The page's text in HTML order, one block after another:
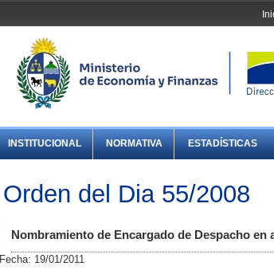
INSTITUCIONAL NORMATIVA ESTADÍSTICAS
Orden del Dia 55/2008
Nombramiento de Encargado de Despacho
Fecha: 19/01/2011